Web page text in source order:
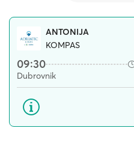
ANTONIJA
KOMPAS
09:30
Dubrovnik